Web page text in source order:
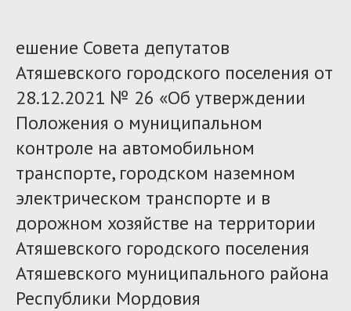
ешение Совета депутатов
Атяшевского городского поселения от
28.12.2021 № 26 «Об утверждении
Положения о муниципальном
контроле на автомобильном
транспорте, городском наземном
электрическом транспорте и в
дорожном хозяйстве на территории
Атяшевского городского поселения
Атяшевского муниципального района
Республики Мордовия